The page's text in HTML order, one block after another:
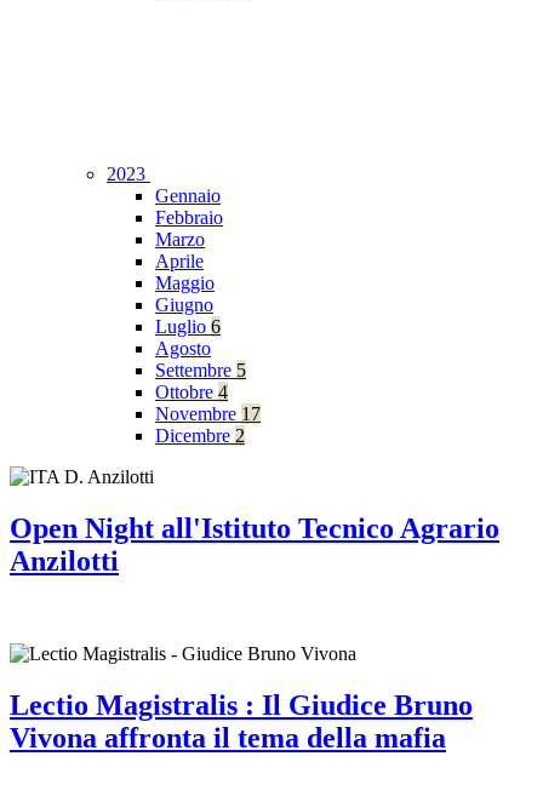
2023
Gennaio
Febbraio
Marzo
Aprile
Maggio
Giugno
Luglio 6
Agosto
Settembre 5
Ottobre 4
Novembre 17
Dicembre 2
Open Night all'Istituto Tecnico Agrario
Anzilotti
Lectio Magistralis : Il Giudice Bruno
Vivona affronta il tema della mafia